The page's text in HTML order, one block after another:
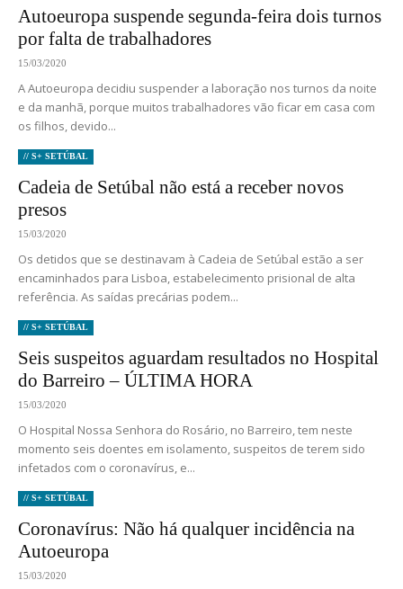
Autoeuropa suspende segunda-feira dois turnos
por falta de trabalhadores
15/03/2020
A Autoeuropa decidiu suspender a laboração nos turnos da noite
e da manhã, porque muitos trabalhadores vão ficar em casa com
os filhos, devido...
// S+ SETÚBAL
Cadeia de Setúbal não está a receber novos
presos
15/03/2020
Os detidos que se destinavam à Cadeia de Setúbal estão a ser
encaminhados para Lisboa, estabelecimento prisional de alta
referência. As saídas precárias podem...
// S+ SETÚBAL
Seis suspeitos aguardam resultados no Hospital
do Barreiro – ÚLTIMA HORA
15/03/2020
O Hospital Nossa Senhora do Rosário, no Barreiro, tem neste
momento seis doentes em isolamento, suspeitos de terem sido
infetados com o coronavírus, e...
// S+ SETÚBAL
Coronavírus: Não há qualquer incidência na
Autoeuropa
15/03/2020